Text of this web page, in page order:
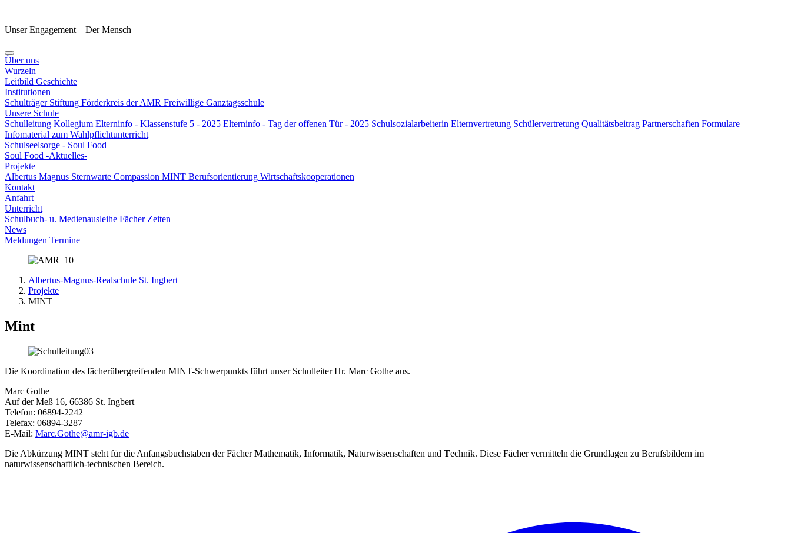
Unser Engagement – Der Mensch
Über uns
Wurzeln
Leitbild Geschichte
Institutionen
Schulträger Stiftung Förderkreis der AMR Freiwillige Ganztagsschule
Unsere Schule
Schulleitung Kollegium Elterninfo - Klassenstufe 5 - 2025 Elterninfo - Tag der offenen Tür - 2025 Schulsozialarbeiterin Elternvertretung Schülervertretung Qualitätsbeitrag Partnerschaften Formulare
Infomaterial zum Wahlpflichtunterricht
Schulseelsorge - Soul Food
Soul Food -Aktuelles-
Projekte
Albertus Magnus Sternwarte Compassion MINT Berufsorientierung Wirtschaftskooperationen
Kontakt
Anfahrt
Unterricht
Schulbuch- u. Medienausleihe Fächer Zeiten
News
Meldungen Termine
Albertus-Magnus-Realschule St. Ingbert
Projekte
MINT
Mint
Die Koordination des fächerübergreifenden MINT-Schwerpunkts führt unser Schulleiter Hr. Marc Gothe aus.
Marc Gothe
Auf der Meß 16, 66386 St. Ingbert
Telefon: 06894-2242
Telefax: 06894-3287
E-Mail: Marc.Gothe@amr-igb.de
Die Abkürzung MINT steht für die Anfangsbuchstaben der FächerMathematik, Informatik, Naturwissenschaften und Technik. Diese Fächer vermitteln die Grundlagen zu Berufsbildern im
naturwissenschaftlich-technischen Bereich.